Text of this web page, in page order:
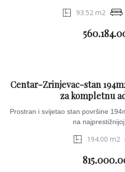
93.52 m2
Centar-Zrinjevac-stan
za kompletnu
Prostran i svijetao stan površine
na najprestižnijoj
194.00 m2